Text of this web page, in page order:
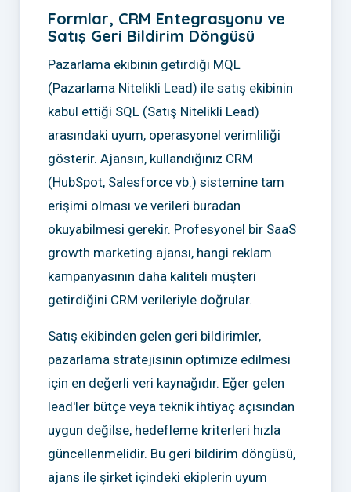
Formlar, CRM Entegrasyonu ve
Satış Geri Bildirim Döngüsü
Pazarlama ekibinin getirdiği MQL
(Pazarlama Nitelikli Lead) ile satış ekibinin
kabul ettiği SQL (Satış Nitelikli Lead)
arasındaki uyum, operasyonel verimliliği
gösterir. Ajansın, kullandığınız CRM
(HubSpot, Salesforce vb.) sistemine tam
erişimi olması ve verileri buradan
okuyabilmesi gerekir. Profesyonel bir SaaS
growth marketing ajansı, hangi reklam
kampanyasının daha kaliteli müşteri
getirdiğini CRM verileriyle doğrular.
Satış ekibinden gelen geri bildirimler,
pazarlama stratejisinin optimize edilmesi
için en değerli veri kaynağıdır. Eğer gelen
lead'ler bütçe veya teknik ihtiyaç açısından
uygun değilse, hedefleme kriterleri hızla
güncellenmelidir. Bu geri bildirim döngüsü,
ajans ile şirket içindeki ekiplerin uyum